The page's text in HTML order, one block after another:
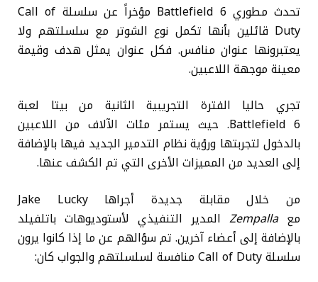
تحدث مطوري Battlefield 6 مؤخراً عن سلسلة Call of
Duty قائلين بأنها تكمل نوع الشوتر مع سلسلتهم ولا
يعتبرونها عنوان منافس. فكل عنوان يمثل هدف وقيمة
معينة موجهة اللاعبين.
تجري حاليا الفترة التجريبية الثانية من بيتا لعبة
Battlefield 6. حيث يستمر مئات الآلاف من اللاعبين
بالدخول لتجربتها ورؤية نظام التدمير الجديد فيها بالإضافة
إلى العديد من المميزات الأخرى التي تم الكشف عنها.
من خلال مقابلة جديدة أجراها Jake Lucky
معZempalla المدير التنفيذي لأستوديوهات باتلفيلد
بالإضافة إلى أعضاء آخرين. تم سؤالهم عن ما إذا كانوا يرون
سلسلة Call of Duty منافسة لسلسلتهم والجواب كان: